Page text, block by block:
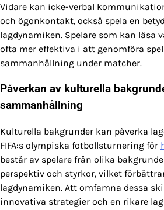
Vidare kan icke-verbal
och ögonkontakt, också spela en
lagdynamiken. Spelare som kan läsa
ofta mer effektiva i att genomföra
sammanhållning under matcher.
Påverkan av kulturella
sammanhållning
Kulturella bakgrunder kan påverka
FIFA:s olympiska fotbollsturnering för
består av spelare från olika
perspektiv och styrkor, vilket
lagdynamiken. Att omfamna dessa
innovativa strategier och en rikare